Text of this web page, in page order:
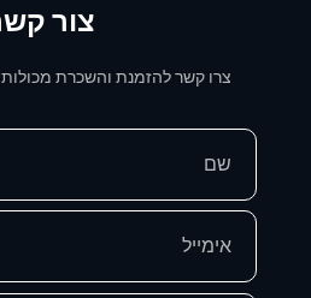
צור
צרו קשר להזמנת והשכרת